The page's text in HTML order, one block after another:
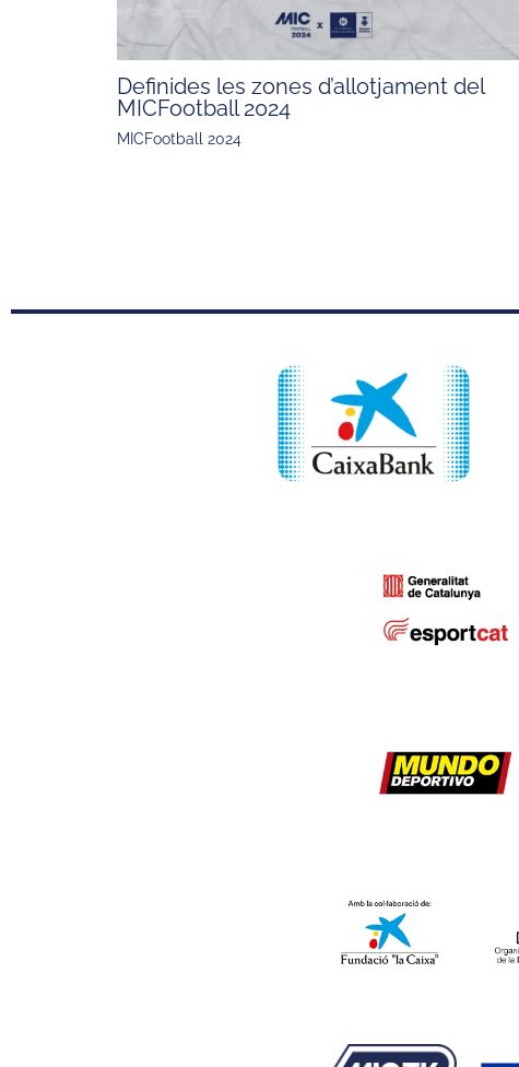
Definides les zones d’allotjament del
MICFootball 2024
MICFootball 2024